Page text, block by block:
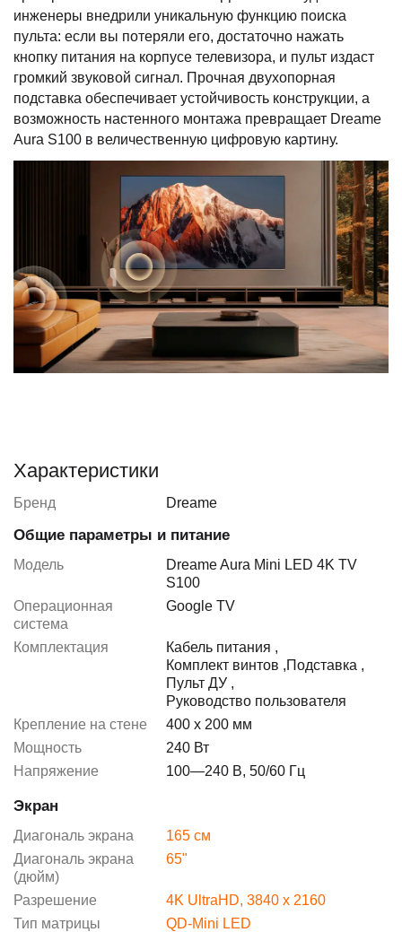
инженеры внедрили уникальную функцию поиска
пульта: если вы потеряли его, достаточно нажать
кнопку питания на корпусе телевизора, и пульт издаст
громкий звуковой сигнал. Прочная двухопорная
подставка обеспечивает устойчивость конструкции, а
возможность настенного монтажа превращает Dreame
Aura S100 в величественную цифровую картину.
Характеристики
Бренд Dreame
Общие параметры и питание
Модель
Dreame Aura Mini LED 4K TV
S100
Операционная
система
Google TV
Комплектация Кабель питания ,
Комплект винтов ,Подставка ,
Пульт ДУ ,
Руководство пользователя
Крепление на стене
400 x 200 мм
Мощность
240 Вт
Напряжение
100—240 В, 50/60 Гц
Экран
Диагональ экрана
165 см
Диагональ экрана
(дюйм)
65"
Разрешение
4K UltraHD, 3840 x 2160
Тип матрицы
QD-Mini LED